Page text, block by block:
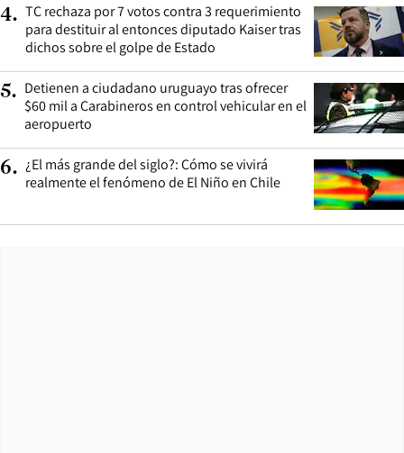
4. TC rechaza por 7 votos contra 3 requerimiento
para destituir al entonces diputado Kaiser tras
dichos sobre el golpe de Estado
5. Detienen a ciudadano uruguayo tras ofrecer
$60 mil a Carabineros en control vehicular en el
aeropuerto
6. ¿El más grande del siglo?: Cómo se vivirá
realmente el fenómeno de El Niño en Chile